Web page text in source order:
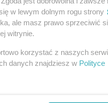
w lewym dolnym rogu strony
ale masz prawo sprzeciwić
witrynie.
korzystać z naszych
danych znajdziesz w Polityce